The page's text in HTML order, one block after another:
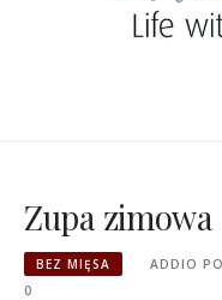
Zupa zimowa
BEZ MIĘSA ADDIO
0